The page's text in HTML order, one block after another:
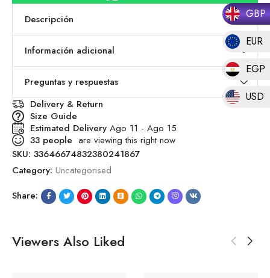
GBP
EUR
EGP
USD
Descripción
Información adicional
Preguntas y respuestas
Delivery & Return
Size Guide
Estimated Delivery Ago 11 - Ago 15
33 people are viewing this right now
SKU: 33646674832380241867
Category: Uncategorised
Share:
Viewers Also Liked